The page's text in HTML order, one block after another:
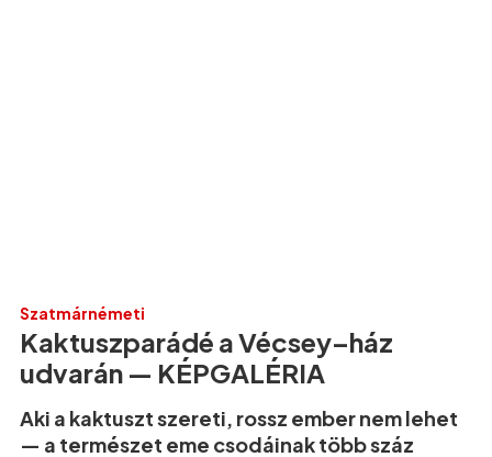
Szatmárnémeti
Kaktuszparádé a Vécsey–ház
udvarán — KÉPGALÉRIA
Aki a kaktuszt szereti, rossz ember nem lehet
— a természet eme csodáinak több száz